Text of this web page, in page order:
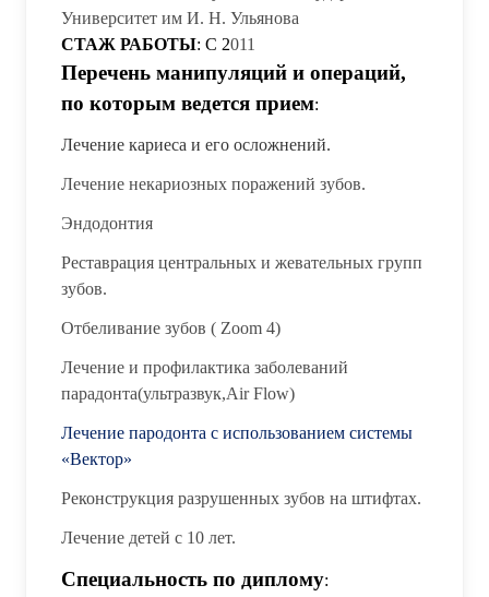
Университет им И. Н. Ульянова
СТАЖ РАБОТЫ: С 2011
Перечень манипуляций и операций,
по которым ведется прием:
Лечение кариеса и его осложнений.
Лечение некариозных поражений зубов.
Эндодонтия
Реставрация центральных и жевательных групп
зубов.
Отбеливание зубов ( Zoom 4)
Лечение и профилактика заболеваний
парадонта(ультразвук,Air Flow)
Лечение пародонта с использованием системы
«Вектор»
Реконструкция разрушенных зубов на штифтах.
Лечение детей с 10 лет.
Специальность по диплому: